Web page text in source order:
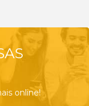
online!